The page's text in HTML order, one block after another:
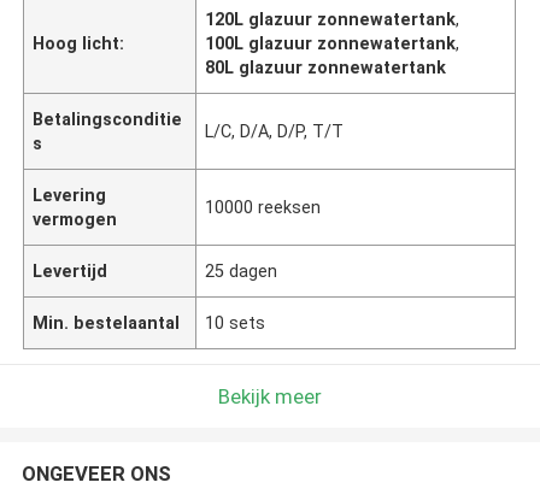
Hoog licht:
120L glazuur zonnewatertank,
100L glazuur zonnewatertank,
80L glazuur zonnewatertank
Betalingsconditie
s
L/C, D/A, D/P, T/T
Levering
vermogen
10000 reeksen
Levertijd 25 dagen
Min. bestelaantal 10 sets
Bekijk meer
ONGEVEER ONS